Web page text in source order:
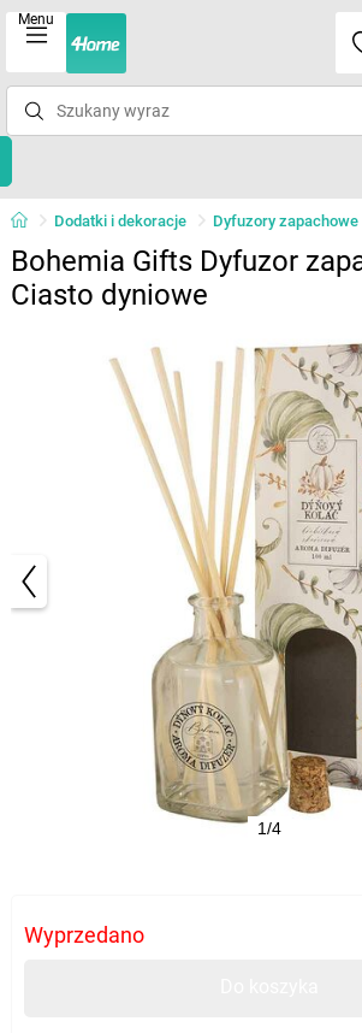
Menu
Dodatki i dekoracje Dyfuzory zapachowe
Bohemia Gifts Dyfuzor
Ciasto dyniowe
1/4
Wyprzedano